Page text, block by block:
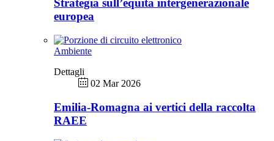
Strategia sull’equità intergenerazionale
europea
Ambiente
Dettagli
02 Mar 2026
Emilia-Romagna ai vertici della raccolta
RAEE